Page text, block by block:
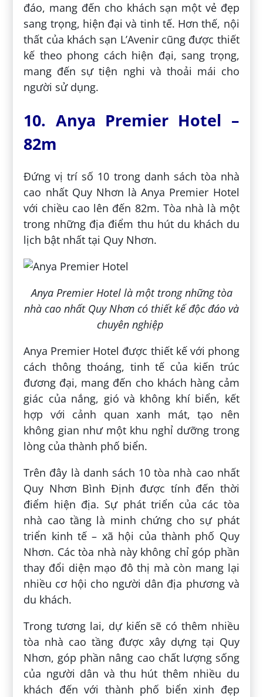
đáo, mang đến cho khách sạn một vẻ đẹp
sang trọng, hiện đại và tinh tế. Hơn thế, nội
thất của khách sạn L’Avenir cũng được thiết
kế theo phong cách hiện đại, sang trọng,
mang đến sự tiện nghi và thoải mái cho
người sử dụng.
10. Anya Premier Hotel –
82m
Đứng vị trí số 10 trong danh sách tòa nhà
cao nhất Quy Nhơn là Anya Premier Hotel
với chiều cao lên đến 82m. Tòa nhà là một
trong những địa điểm thu hút du khách du
lịch bật nhất tại Quy Nhơn.
Anya Premier Hotel là một trong những tòa
nhà cao nhất Quy Nhơn có thiết kế độc đáo và
chuyên nghiệp
Anya Premier Hotel được thiết kế với phong
cách thông thoáng, tinh tế của kiến trúc
đương đại, mang đến cho khách hàng cảm
giác của nắng, gió và không khí biển, kết
hợp với cảnh quan xanh mát, tạo nên
không gian như một khu nghỉ dưỡng trong
lòng của thành phố biển.
Trên đây là danh sách 10 tòa nhà cao nhất
Quy Nhơn Bình Định được tính đến thời
điểm hiện địa. Sự phát triển của các tòa
nhà cao tầng là minh chứng cho sự phát
triển kinh tế – xã hội của thành phố Quy
Nhơn. Các tòa nhà này không chỉ góp phần
thay đổi diện mạo đô thị mà còn mang lại
nhiều cơ hội cho người dân địa phương và
du khách.
Trong tương lai, dự kiến sẽ có thêm nhiều
tòa nhà cao tầng được xây dựng tại Quy
Nhơn, góp phần nâng cao chất lượng sống
của người dân và thu hút thêm nhiều du
khách đến với thành phố biển xinh đẹp